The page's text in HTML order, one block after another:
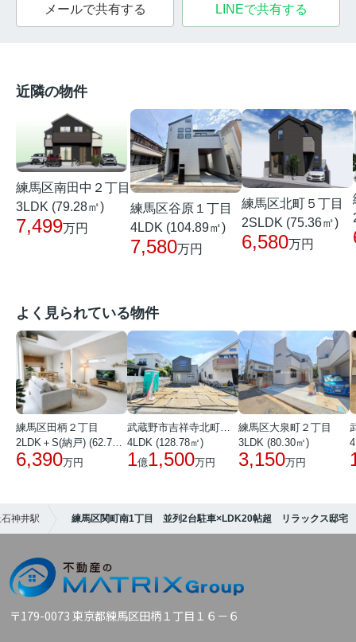
メールで共有する LINEで共有する
近隣の物件
練馬区南田中２丁目
3LDK (79.28㎡)
7,499万円
練馬区谷原１丁目
4LDK (104.89㎡)
7,580万円
練馬区北町５丁目
2SLDK (75.36㎡)
6,580万円
よく見られている物件
練馬区田柄２丁目
2LDK＋S(納戸) (62.72㎡)
6,390万円
武蔵野市吉祥寺北町１丁目
4LDK (128.78㎡)
1億1,500万円
練馬区大泉町２丁目
3LDK (80.30㎡)
3,150万円
神井駅 練馬区関町南1丁目 並列2台駐車×LDK20帖超 リラックス邸宅
〒179-0073 東京都練馬区田柄１丁目１６－６